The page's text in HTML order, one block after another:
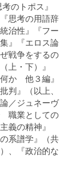
のトポス』
思考の用語辞
治性』『フー
』『エロス論
戦争をするの
上・下）』
か 他３編』
判』（以上、
／ジュネーヴ
職業としての
義の精神』
系譜学』（共
、『政治的な